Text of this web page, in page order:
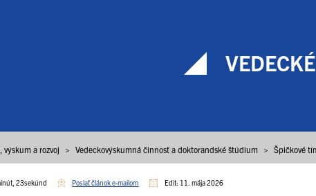
výskum a rozvoj > Vedeckovýskumná činnosť a doktorandské štúdium > Špičkové
23sekúnd Poslať článok e-mailom Edit: 11. mája 2026